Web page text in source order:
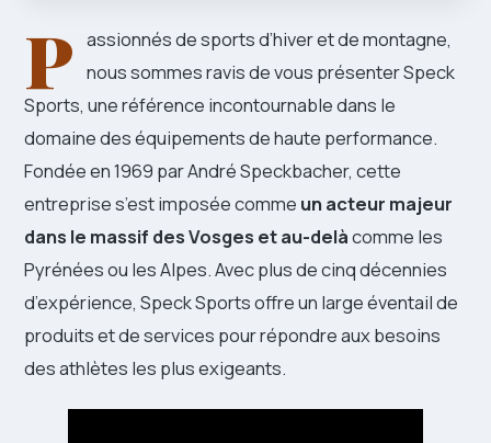
P assionnés de sports d’hiver et de montagne,
nous sommes ravis de vous présenter Speck
Sports, une référence incontournable dans le
domaine des équipements de haute performance.
Fondée en 1969 par André Speckbacher, cette
entreprise s’est imposée comme un acteur majeur
dans le massif des Vosges et au-delàcomme les
Pyrénées ou les Alpes. Avec plus de cinq décennies
d’expérience, Speck Sports offre un large éventail de
produits et de services pour répondre aux besoins
des athlètes les plus exigeants.